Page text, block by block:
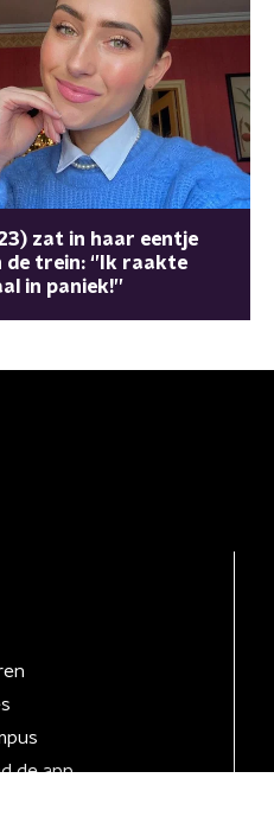
zat in haar eentje
trein: ‘’Ik raakte
in paniek!’’
de app